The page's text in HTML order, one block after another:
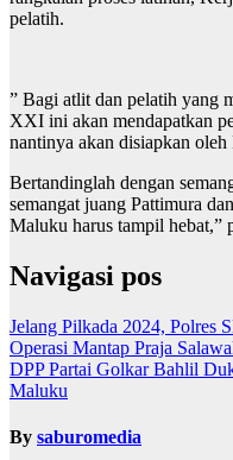
pelatih.
” Bagi atlit dan pelatih yang
XXI ini akan mendapatkan
nantinya akan disiapkan oleh
Bertandinglah dengan
semangat juang Pattimura
Maluku harus tampil
Navigasi pos
Jelang Pilkada 2024, Polres
Operasi Mantap Praja
DPP Partai Golkar Bahlil
Maluku
By saburomedia